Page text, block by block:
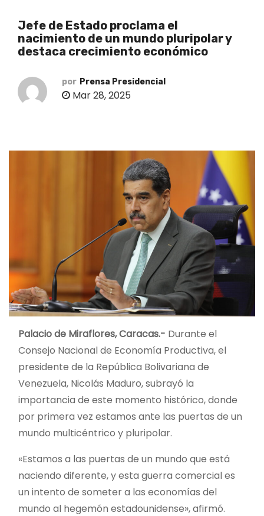
Jefe de Estado proclama el
nacimiento de un mundo pluripolar y
destaca crecimiento económico
por Prensa Presidencial
Mar 28, 2025
Palacio de Miraflores, Caracas.- Durante el
Consejo Nacional de Economía Productiva, el
presidente de la República Bolivariana de
Venezuela, Nicolás Maduro, subrayó la
importancia de este momento histórico, donde
por primera vez estamos ante las puertas de un
mundo multicéntrico y pluripolar.
«Estamos a las puertas de un mundo que está
naciendo diferente, y esta guerra comercial es
un intento de someter a las economías del
mundo al hegemón estadounidense», afirmó.